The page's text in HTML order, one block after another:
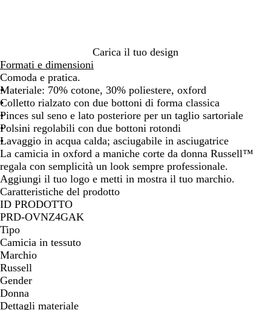
a
l
y
Carica il tuo design
Formati e dimensioni
Comoda e pratica.
Materiale: 70% cotone, 30% poliestere, oxford
Colletto rialzato con due bottoni di forma classica
Pinces sul seno e lato posteriore per un taglio sartoriale
Polsini regolabili con due bottoni rotondi
Lavaggio in acqua calda; asciugabile in asciugatrice
La camicia in oxford a maniche corte da donna Russell™
regala con semplicità un look sempre professionale.
Aggiungi il tuo logo e metti in mostra il tuo marchio.
Caratteristiche del prodotto
ID PRODOTTO
PRD-OVNZ4GAK
Tipo
Camicia in tessuto
Marchio
Russell
Gender
Donna
Dettagli materiale